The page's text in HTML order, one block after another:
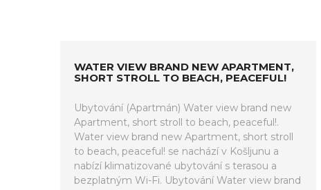
WATER VIEW BRAND NEW APARTMENT,
SHORT STROLL TO BEACH, PEACEFUL!
Ubytování (Apartmán) Water view brand new
Apartment, short stroll to beach, peaceful!.
Water view brand new Apartment, short stroll
to beach, peaceful! se nachází v Košljunu a
nabízí klimatizované ubytování s terasou a
bezplatným Wi-Fi. Ubytování Water view brand